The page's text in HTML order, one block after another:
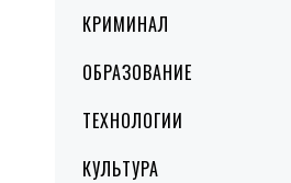
КРИМИНАЛ
ОБРАЗОВАНИЕ
ТЕХНОЛОГИИ
КУЛЬТУРА